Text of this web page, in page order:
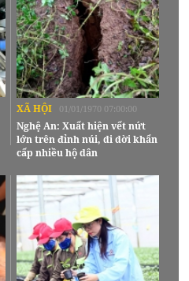
XÃ HỘI 01/01/1970 07:00:00
Nghệ An: Xuất hiện vết nứt
lớn trên đỉnh núi, di dời khẩn
cấp nhiều hộ dân